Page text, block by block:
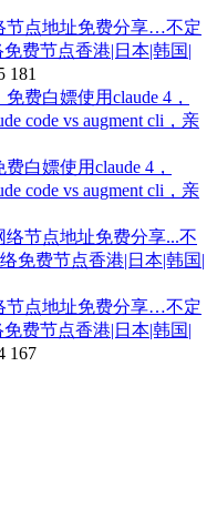
节点地址免费分享…不定
费节点香港|日本|韩国|
181
白嫖使用claude 4，
code vs augment cli，亲
节点地址免费分享…不定
费节点香港|日本|韩国|
167